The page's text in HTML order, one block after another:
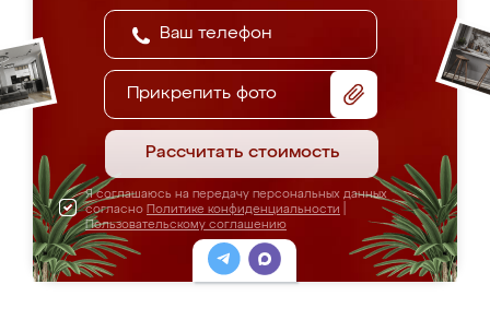
Прикрепить фото
Рассчитать стоимость
Я соглашаюсь на передачу персональных данных
согласно Политике конфиденциальности
Пользовательскому соглашению